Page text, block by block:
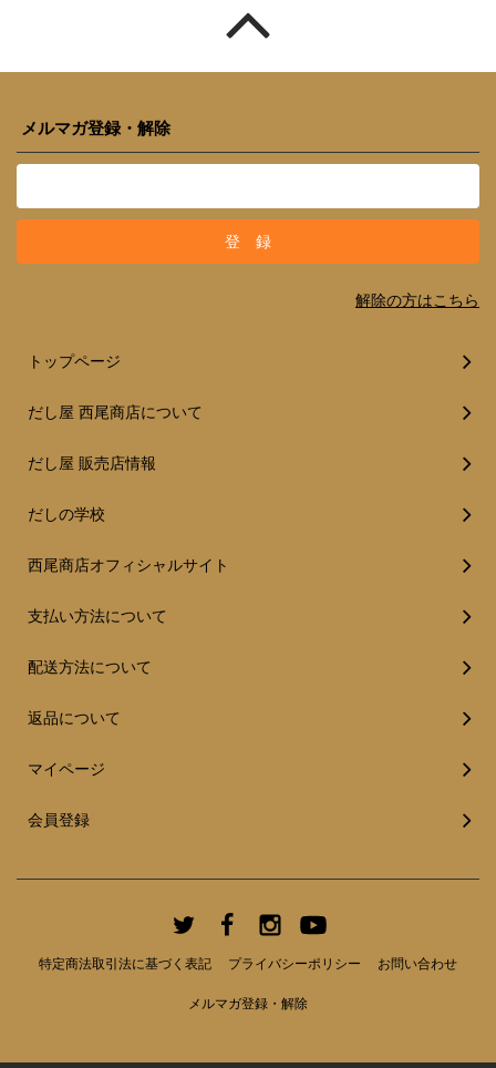
メルマガ登録・解除
解除の方はこちら
トップページ
だし屋 西尾商店について
だし屋 販売店情報
だしの学校
西尾商店オフィシャルサイト
支払い方法について
配送方法について
返品について
マイページ
会員登録
特定商法取引法に基づく表記 プライバシーポリシー お問い合わせ
メルマガ登録・解除